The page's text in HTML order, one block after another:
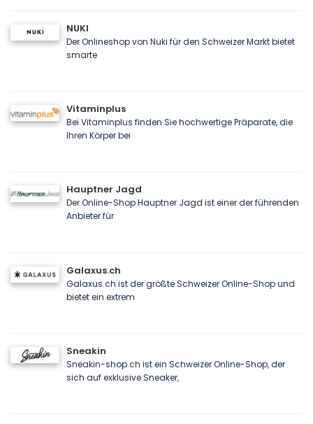
NUKI
Der Onlineshop von Nuki für den Schweizer Markt bietet
smarte
Vitaminplus
Bei Vitaminplus finden Sie hochwertige Präparate, die
Ihren Körper bei
Hauptner Jagd
Der Online-Shop Hauptner Jagd ist einer der führenden
Anbieter für
Galaxus.ch
Galaxus.ch ist der größte Schweizer Online-Shop und
bietet ein extrem
Sneakin
Sneakin-shop.ch ist ein Schweizer Online-Shop, der
sich auf exklusive Sneaker,